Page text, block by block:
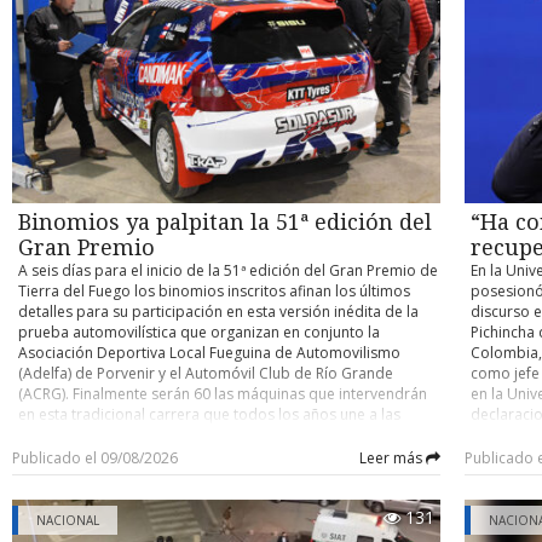
atribuido a Irán. Con información de Infobae
accidente y determinar eventuales responsabilidades. Su
control de detención quedó fijado para este domingo.
el
acceder
cerrado
y
Binomios ya palpitan la 51ª edición del
Gran Premio
A seis días para el inicio de la 51ª edición del Gran Premio de
Tierra del Fuego los binomios inscritos afinan los últimos
detalles para su participación en esta versión inédita de la
prueba automovilística que organizan en conjunto la
Asociación Deportiva Local Fueguina de Automovilismo
(Adelfa) de Porvenir y el Automóvil Club de Río Grande
(ACRG). Finalmente serán 60 las máquinas que intervendrán
en esta tradicional carrera que todos los años une a las
vuelta, con partida y llegada este año en la capital fueguina.
Como es ya conocido, para esta versión los organizadores
determinaron que la carrera se dispute por etapas,
reemplazando lo que se realizaba hasta la edición pasada
que era de bandera a bandera y sin detenciones entremedio
Publicado el 09/08/2026 Leer más
“Ha
En la
discurso
Pichincha
como
en la
nacional”
país. En
Ha
autoridad
Publicado
NACIONAL 131